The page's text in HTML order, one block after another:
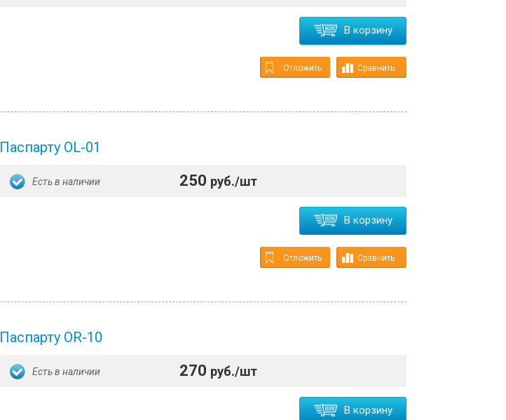
В корзину
Отложить Сравнить
Паспарту OL-01
Есть в наличии 250 руб./шт
В корзину
Отложить Сравнить
Паспарту OR-10
Есть в наличии 270 руб./шт
В корзину